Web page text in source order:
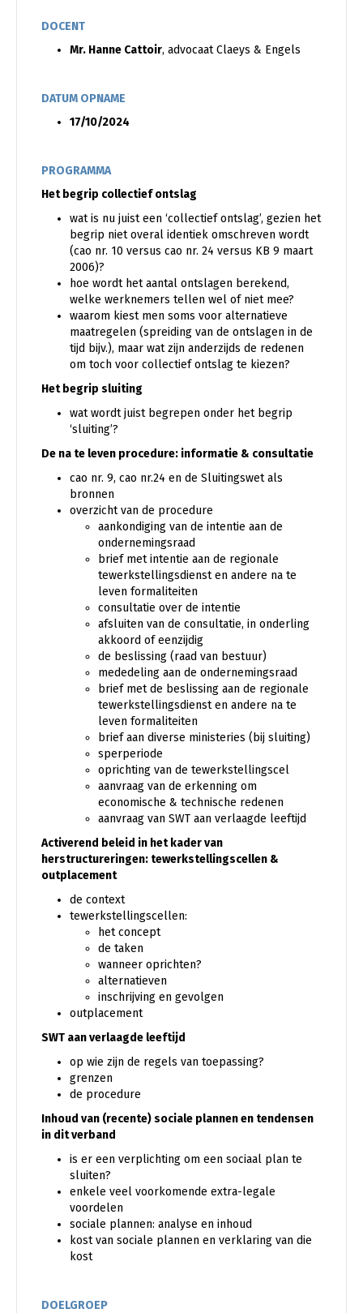
DOCENT
Mr. Hanne Cattoir, advocaat Claeys & Engels
DATUM OPNAME
17/10/2024
PROGRAMMA
Het begrip collectief ontslag
wat is nu juist een ‘collectief ontslag’, gezien het
begrip niet overal identiek omschreven wordt
(cao nr. 10 versus cao nr. 24 versus KB 9 maart
2006)?
hoe wordt het aantal ontslagen berekend,
welke werknemers tellen wel of niet mee?
waarom kiest men soms voor alternatieve
maatregelen (spreiding van de ontslagen in de
tijd bijv.), maar wat zijn anderzijds de redenen
om toch voor collectief ontslag te kiezen?
Het begrip sluiting
wat wordt juist begrepen onder het begrip
‘sluiting’?
De na te leven procedure: informatie & consultatie
cao nr. 9, cao nr.24 en de Sluitingswet als
bronnen
overzicht van de procedure
aankondiging van de intentie aan de
ondernemingsraad
brief met intentie aan de regionale
tewerkstellingsdienst en andere na te
leven formaliteiten
consultatie over de intentie
afsluiten van de consultatie, in onderling
akkoord of eenzijdig
de beslissing (raad van bestuur)
mededeling aan de ondernemingsraad
brief met de beslissing aan de regionale
tewerkstellingsdienst en andere na te
leven formaliteiten
brief aan diverse ministeries (bij sluiting)
sperperiode
oprichting van de tewerkstellingscel
aanvraag van de erkenning om
economische & technische redenen
aanvraag van SWT aan verlaagde leeftijd
Activerend beleid in het kader van
herstructureringen: tewerkstellingscellen &
outplacement
de context
tewerkstellingscellen:
het concept
de taken
wanneer oprichten?
alternatieven
inschrijving en gevolgen
outplacement
SWT aan verlaagde leeftijd
op wie zijn de regels van toepassing?
grenzen
de procedure
Inhoud van (recente) sociale plannen en tendensen
in dit verband
is er een verplichting om een sociaal plan te
sluiten?
enkele veel voorkomende extra-legale
voordelen
sociale plannen: analyse en inhoud
kost van sociale plannen en verklaring van die
kost
DOELGROEP